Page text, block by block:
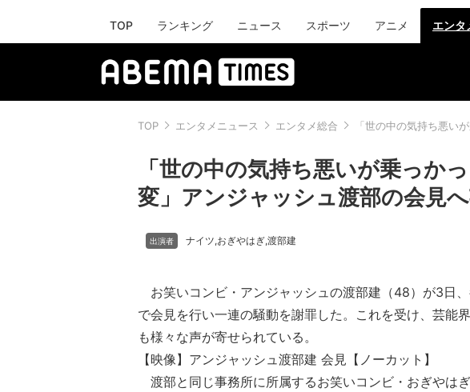
TOP ランキング ニュース スポーツ アニメ エンタ
TOP エンタメニュース エンタメ総合 「世の中の気持ち悪い
「世の中の気持ち悪いが乗っか
変」アンジャッシュ渡部の会見
ナイツ,おぎやはぎ,渡部建
お笑いコンビ・アンジャッシュの渡部建（48）が3日
で会見を行い一連の騒動を謝罪した。これを受け、芸能
も様々な声が寄せられている。
【映像】アンジャッシュ渡部建 会見【ノーカット】
渡部と同じ事務所に所属するお笑いコンビ・おぎやは